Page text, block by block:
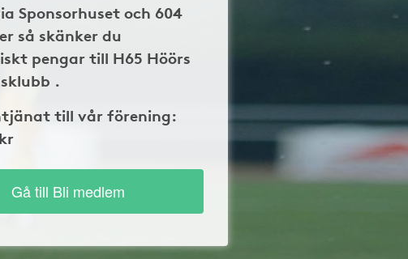
Sponsorhuset och 604
så skänker du
pengar till H65 Höörs
.
till vår förening:
Gå till Bli medlem